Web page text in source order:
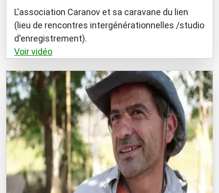
L'association Caranov et sa caravane du lien
(lieu de rencontres intergénérationnelles /studio
d'enregistrement).
Voir vidéo